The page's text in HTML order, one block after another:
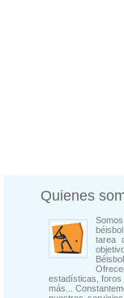
Quienes
tarea
estadísticas, foros
más...